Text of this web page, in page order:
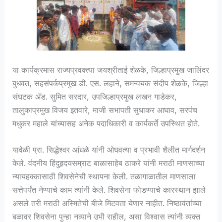
या कार्यक्रमास राज्यप्रवक्त्या जयश्रीताई शेळके, जिल्हाप्रमुख जालिंदर
बुधवत, सहसंपर्कप्रमुख डी. एस. लहाने, समन्वयक संदीप शेळके, जिल्हा
संघटक ॲड. सुमित सरदार, उपजिल्हाप्रमुख लखन गाडेकर,
तालुकाप्रमुख विजय इतवारे, माजी सभापती सुधाकर आघाव, सरपंच
मधुकर महाले यांच्यासह अनेक पदाधिकारी व कार्यकर्ते उपस्थित होते.
यावेळी प्रा. सिद्धेश्वर आंधळे यांनी ओघवत्या व प्रभावी शैलीत मार्गदर्शन
केले. वंदनीय हिंदुहृदयसम्राट बाळासाहेब ठाकरे यांनी मराठी माणसाच्या
न्यायहक्कासाठी शिवसेनेची स्थापना केली. तळागाळातील माणसाला
सत्तेपर्यंत नेण्याचे काम त्यांनी केले. शिवसेना फोडण्याचे कारस्थान झाले
असले तरी मराठी अस्मितेची बीजे मिटवता येणार नाहीत. निष्ठावंतांच्या
बळावर शिवसेना पुन्हा नव्याने उभी राहील, असा विश्वास त्यांनी व्यक्त